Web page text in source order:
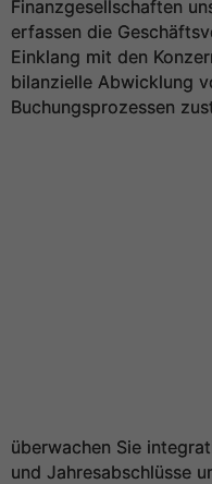
Finanzgesellschaften
erfassen die
Einklang mit den
bilanzielle Abwicklung
Buchungsprozessen
überwachen Sie
und Jahresabschlüsse